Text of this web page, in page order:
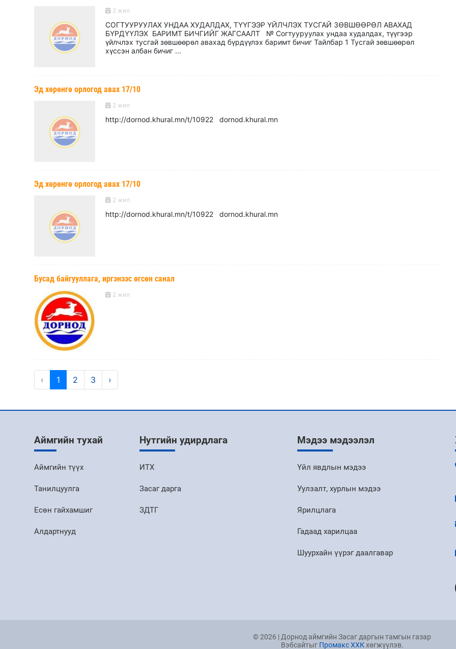
2 жил
СОГТУУРУУЛАХ УНДАА ХУДАЛДАХ, ТҮҮГЭЭР ҮЙЛЧЛЭХ ТУСГАЙ ЗӨВШӨӨРӨЛ АВАХАД
БҮРДҮҮЛЭХ БАРИМТ БИЧГИЙГ ЖАГСААЛТ № Согтууруулах ундаа худалдах, түүгээр
үйлчлэх тусгай зөвшөөрөл авахад бүрдүүлэх баримт бичиг Тайлбар 1 Тусгай зөвшөөрөл
хүссэн албан бичиг ...
Эд хөрөнгө орлогод авах 17/10
2 жил
http://dornod.khural.mn/t/10922 dornod.khural.mn
Эд хөрөнгө орлогод авах 17/10
2 жил
http://dornod.khural.mn/t/10922 dornod.khural.mn
Бусад байгууллага, иргэнээс өгсөн санал
2 жил
‹ 1 2 3 ›
Аймгийн тухай
Аймгийн түүх
Танилцуулга
Есөн гайхамшиг
Алдартнууд
Нутгийн удирдлага
ИТХ
Засаг дарга
ЗДТГ
Мэдээ мэдээлэл
Үйл явдлын мэдээ
Уулзалт, хурлын мэдээ
Ярилцлага
Гадаад харилцаа
Шуурхайн үүрэг даалгавар
© 2026 | Дорнод аймгийн Засаг даргын тамгын газар
Вэбсайтыг Промакс ХХКхөгжүүлэв.